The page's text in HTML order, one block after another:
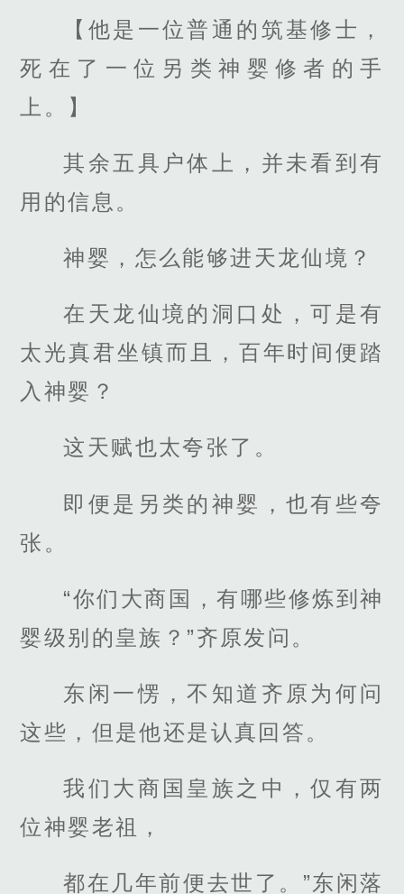
【他是一位普通的筑基修士，
死在了一位另类神婴修者的手
上。】
其余五具户体上，并未看到有
用的信息。
神婴，怎么能够进天龙仙境？
在天龙仙境的洞口处，可是有
太光真君坐镇而且，百年时间便踏
入神婴？
这天赋也太夸张了。
即便是另类的神婴，也有些夸
张。
“你们大商国，有哪些修炼到神
婴级别的皇族？”齐原发问。
东闲一愣，不知道齐原为何问
这些，但是他还是认真回答。
我们大商国皇族之中，仅有两
位神婴老祖，
都在几年前便去世了。”东闲落